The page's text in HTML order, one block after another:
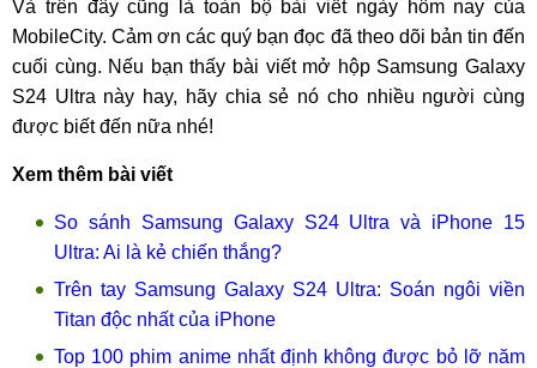
Và trên đây cũng là toàn bộ bài viết ngày hôm nay của
MobileCity. Cảm ơn các quý bạn đọc đã theo dõi bản tin đến
cuối cùng. Nếu bạn thấy bài viết mở hộp Samsung Galaxy
S24 Ultra này hay, hãy chia sẻ nó cho nhiều người cùng
được biết đến nữa nhé!
Xem thêm bài viết
So sánh Samsung Galaxy S24 Ultra và iPhone 15
Ultra: Ai là kẻ chiến thắng?
Trên tay Samsung Galaxy S24 Ultra: Soán ngôi viền
Titan độc nhất của iPhone
Top 100 phim anime nhất định không được bỏ lỡ năm